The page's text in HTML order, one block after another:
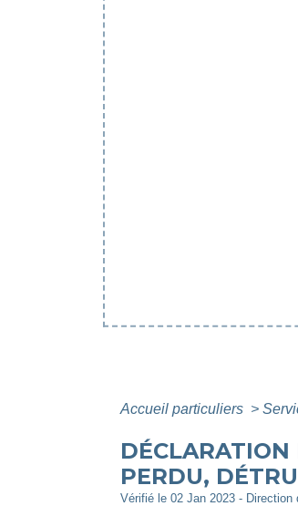
Accueil particuliers >
DÉCLARATION
PERDU,
Vérifié le 02 Jan 2023 -